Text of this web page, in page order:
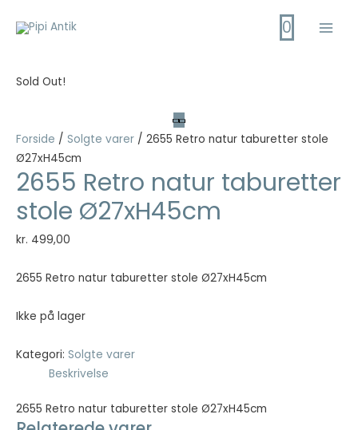
0
Sold Out!
Forside / Solgte varer / 2655 Retro natur taburetter stole
Ø27xH45cm
2655 Retro natur taburetter
stole Ø27xH45cm
kr. 499,00
2655 Retro natur taburetter stole Ø27xH45cm
Ikke på lager
Kategori: Solgte varer
Beskrivelse
2655 Retro natur taburetter stole Ø27xH45cm
Nødvendige